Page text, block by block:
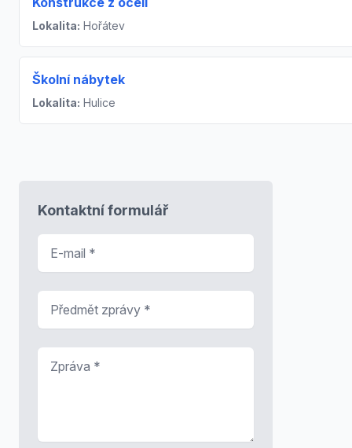
Lokalita: Hořátev
Školní nábytek
Lokalita: Hulice
Kontaktní formulář